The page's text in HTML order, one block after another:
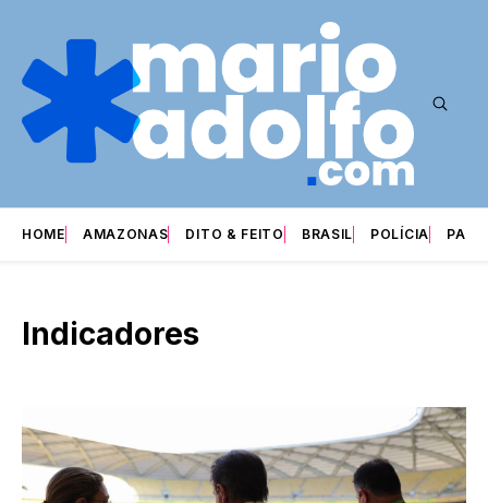
HOME AMAZONAS DITO & FEITO BRASIL POLÍCIA
Indicadores